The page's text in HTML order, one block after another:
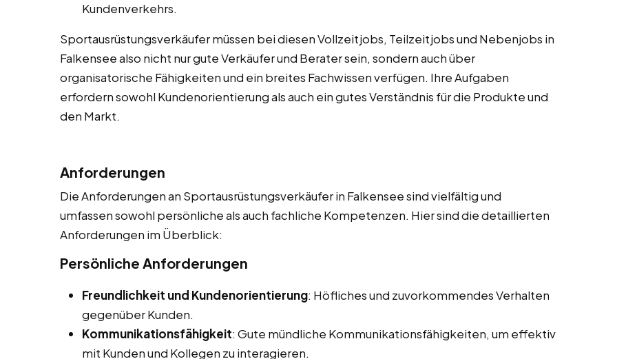
Kundenverkehrs.
Sportausrüstungsverkäufer müssen bei diesen Vollzeitjobs, Teilzeitjobs und Nebenjobs in
Falkensee also nicht nur gute Verkäufer und Berater sein, sondern auch über
organisatorische Fähigkeiten und ein breites Fachwissen verfügen. Ihre Aufgaben
erfordern sowohl Kundenorientierung als auch ein gutes Verständnis für die Produkte und
den Markt.
Anforderungen
Die Anforderungen an Sportausrüstungsverkäufer in Falkensee sind vielfältig und
umfassen sowohl persönliche als auch fachliche Kompetenzen. Hier sind die detaillierten
Anforderungen im Überblick:
Persönliche Anforderungen
Freundlichkeit und Kundenorientierung: Höfliches und zuvorkommendes Verhalten
gegenüber Kunden.
Kommunikationsfähigkeit: Gute mündliche Kommunikationsfähigkeiten, um effektiv
mit Kunden und Kollegen zu interagieren.